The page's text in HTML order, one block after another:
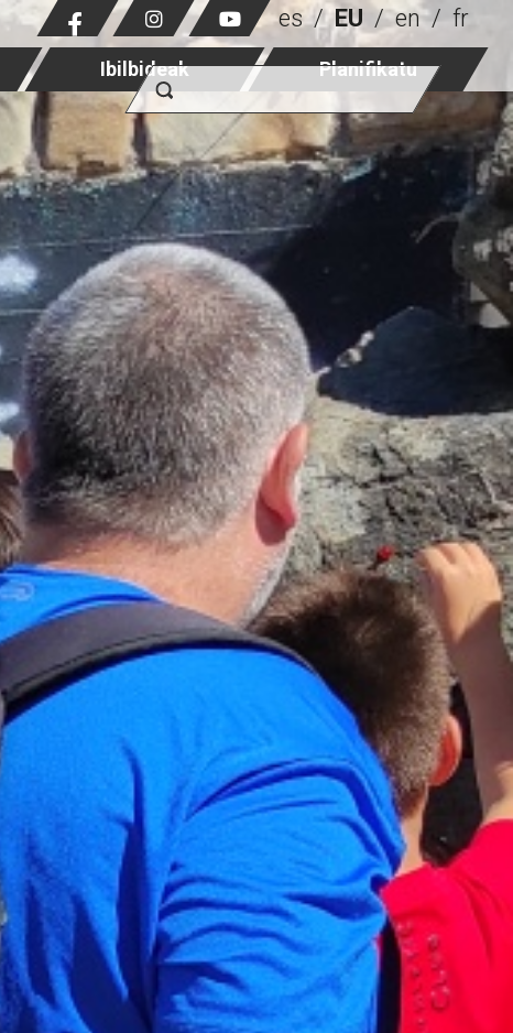
es EU en fr
Ibilbideak Planifikatu